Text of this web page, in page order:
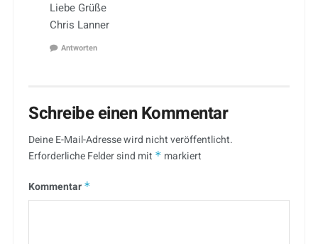
Liebe Grüße
Chris Lanner
Antworten
Schreibe einen Kommentar
Deine E-Mail-Adresse wird nicht veröffentlicht.
Erforderliche Felder sind mit * markiert
Kommentar *